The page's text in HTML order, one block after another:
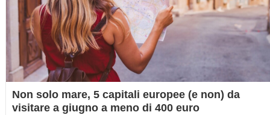
Non solo mare, 5 capitali europee (e non) da
visitare a giugno a meno di 400 euro